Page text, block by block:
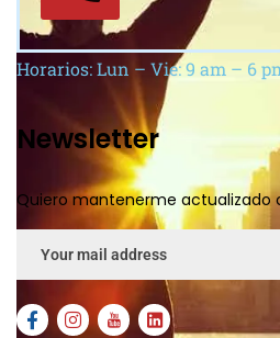
Horarios: Lun – Vie: 9 am – 6
Newsletter
Quiero mantenerme actualizado